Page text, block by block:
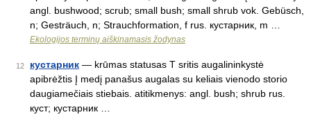
angl. bushwood; scrub; small bush; small shrub vok. Gebüsch,
n; Gesträuch, n; Strauchformation, f rus. кустарник, m …
Ekologijos terminų aiškinamasis žodynas
12 кустарник — krūmas statusas T sritis augalininkystė
apibrėžtis Į medį panašus augalas su keliais vienodo storio
daugiamečiais stiebais. atitikmenys: angl. bush; shrub rus.
куст; кустарник …